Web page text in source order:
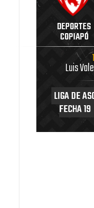
DEPORTES
COPIAPÓ
Luis
LIGA DE
FECHA 19